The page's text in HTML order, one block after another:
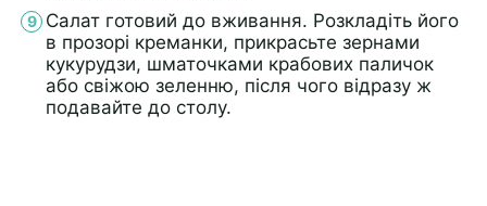
Салат готовий до вживання. Розкладіть його
в прозорі креманки, прикрасьте зернами
кукурудзи, шматочками крабових паличок
або свіжою зеленню, після чого відразу ж
подавайте до столу.